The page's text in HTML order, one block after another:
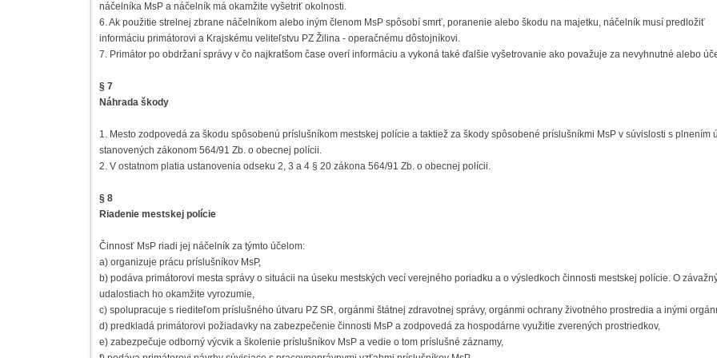
náčelníka MsP a náčelník má okamžite vyšetriť okolnosti.
6. Ak použitie strelnej zbrane náčelníkom alebo iným členom MsP spôsobí smrť, poranenie alebo škodu na majetku, náčelník musí predložiť
informáciu primátorovi a Krajskému veliteľstvu PZ Žilina - operačnému dôstojníkovi.
7. Primátor po obdržaní správy v čo najkratšom čase overí informáciu a vykoná také ďalšie vyšetrovanie ako považuje za nevyhnutné alebo
§ 7
Náhrada škody
1. Mesto zodpovedá za škodu spôsobenú príslušníkom mestskej polície a taktiež za škody spôsobené príslušníkmi MsP v súvislosti s plnením
stanovených zákonom 564/91 Zb. o obecnej polícii.
2. V ostatnom platia ustanovenia odseku 2, 3 a 4 § 20 zákona 564/91 Zb. o obecnej polícii.
§ 8
Riadenie mestskej polície
Činnosť MsP riadi jej náčelník za týmto účelom:
a) organizuje prácu príslušníkov MsP,
b) podáva primátorovi mesta správy o situácii na úseku mestských vecí verejného poriadku a o výsledkoch činnosti mestskej polície. O
udalostiach ho okamžite vyrozumie,
c) spolupracuje s riediteľom príslušného útvaru PZ SR, orgánmi štátnej zdravotnej správy, orgánmi ochrany životného prostredia a inými
d) predkladá primátorovi požiadavky na zabezpečenie činnosti MsP a zodpovedá za hospodárne využitie zverených prostriedkov,
e) zabezpečuje odborný výcvik a školenie príslušníkov MsP a vedie o tom príslušné záznamy,